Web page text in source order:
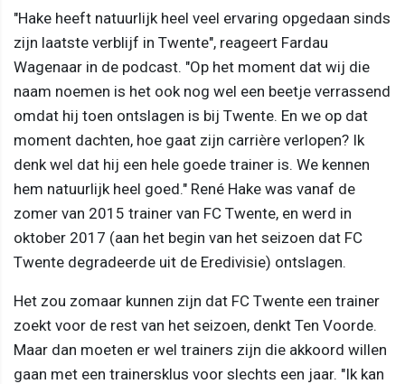
"Hake heeft natuurlijk heel veel ervaring opgedaan sinds
zijn laatste verblijf in Twente", reageert Fardau
Wagenaar in de podcast. "Op het moment dat wij die
naam noemen is het ook nog wel een beetje verrassend
omdat hij toen ontslagen is bij Twente. En we op dat
moment dachten, hoe gaat zijn carrière verlopen? Ik
denk wel dat hij een hele goede trainer is. We kennen
hem natuurlijk heel goed." René Hake was vanaf de
zomer van 2015 trainer van FC Twente, en werd in
oktober 2017 (aan het begin van het seizoen dat FC
Twente degradeerde uit de Eredivisie) ontslagen.
Het zou zomaar kunnen zijn dat FC Twente een trainer
zoekt voor de rest van het seizoen, denkt Ten Voorde.
Maar dan moeten er wel trainers zijn die akkoord willen
gaan met een trainersklus voor slechts een jaar. "Ik kan